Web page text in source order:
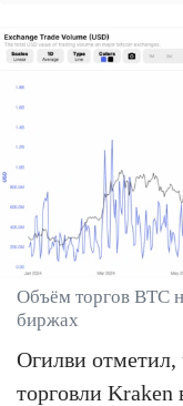
Объём торгов BTC
биржах
Огилви
торговли Kraken